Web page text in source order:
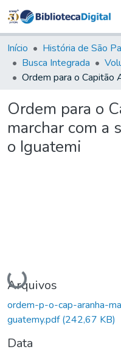
Início História de São
Busca Integrada
Ordem para o
marchar com a
o Iguatemi
Carregando...
Arquivos
ordem-p-o-cap-aranha-
guatemy.pdf(242,67 KB)
Data